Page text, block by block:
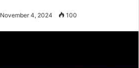
November 4, 2024 100